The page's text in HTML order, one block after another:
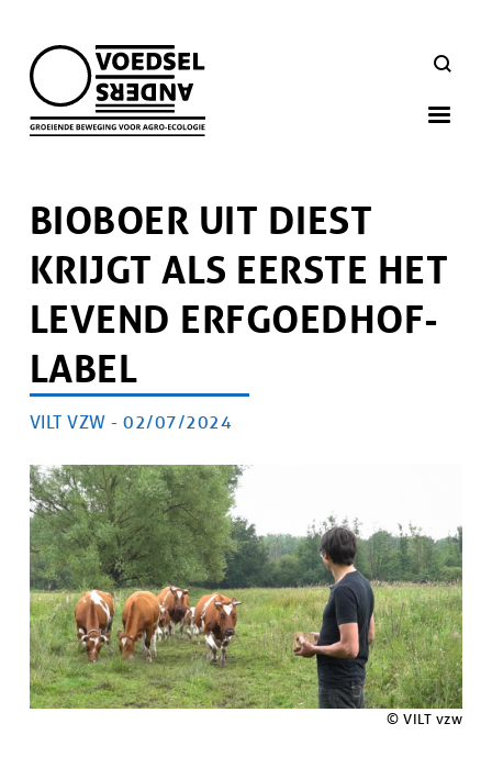
main
navigation
ZOEKEN
BIOBOER UIT DIEST
KRIJGT ALS EERSTE HET
LEVEND ERFGOEDHOF-
LABEL
Artikel
AUTEUR
VILT VZW - PUBLICATIEDATUM
02/07/2024
Afbeelding
Afbeelding
© VILT vzw